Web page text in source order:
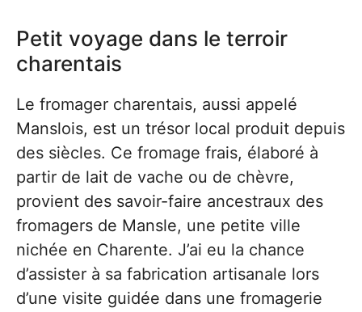
Petit voyage dans le terroir
charentais
Le fromager charentais, aussi appelé
Manslois, est un trésor local produit depuis
des siècles. Ce fromage frais, élaboré à
partir de lait de vache ou de chèvre,
provient des savoir-faire ancestraux des
fromagers de Mansle, une petite ville
nichée en Charente. J’ai eu la chance
d’assister à sa fabrication artisanale lors
d’une visite guidée dans une fromagerie